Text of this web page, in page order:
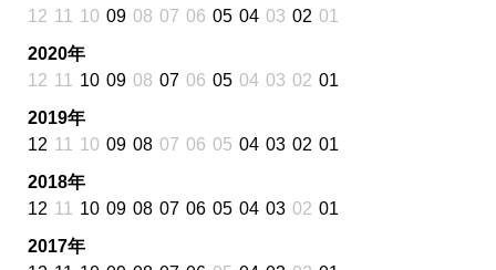
12 11 10 09 08 07 06 05 04 03 02 01
2020年
12 11 10 09 08 07 06 05 04 03 02 01
2019年
12 11 10 09 08 07 06 05 04 03 02 01
2018年
12 11 10 09 08 07 06 05 04 03 02 01
2017年